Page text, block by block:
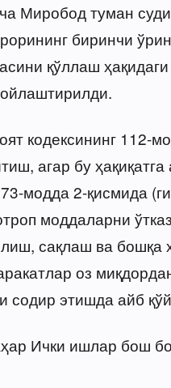
Миробод туман
биринчи
қўллаш
кодексининг 112-
агар бу
модда 2-қисмида
моддаларни
сақлаш ва бошқа
оз
содир этишда айб
Ички ишлар бош